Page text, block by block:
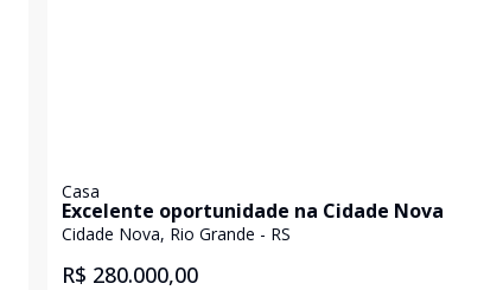
Casa
Excelente oportunidade na Cidade Nova
Cidade Nova, Rio Grande - RS
R$ 280.000,00